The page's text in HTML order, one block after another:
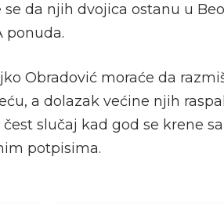
da njih dvojica ostanu u
ponuda.
Obradović moraće da
a dolazak većine njih
čest slučaj kad god se krene
potpisima.